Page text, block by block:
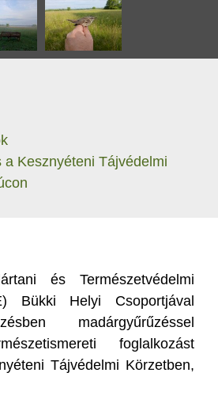
a Kesznyéteni Tájvédelmi
és Természetvédelmi
Bükki Helyi Csoportjával
madárgyűrűzéssel
foglalkozást
Tájvédelmi Körzetben,